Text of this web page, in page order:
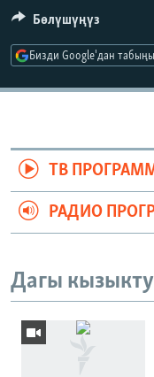
Бөлүшүңүз
Бизди Google'дан
ТВ
РАДИО
Дагы